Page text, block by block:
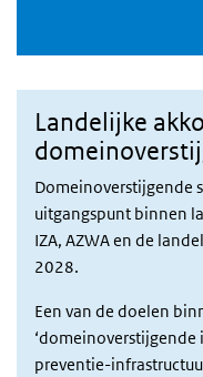
Landelijke
Domeinoverstijgende
uitgangspunt binnen
IZA, AZWA en de
2028.
Een van de doelen
‘domeinoverstijgende
preventie-